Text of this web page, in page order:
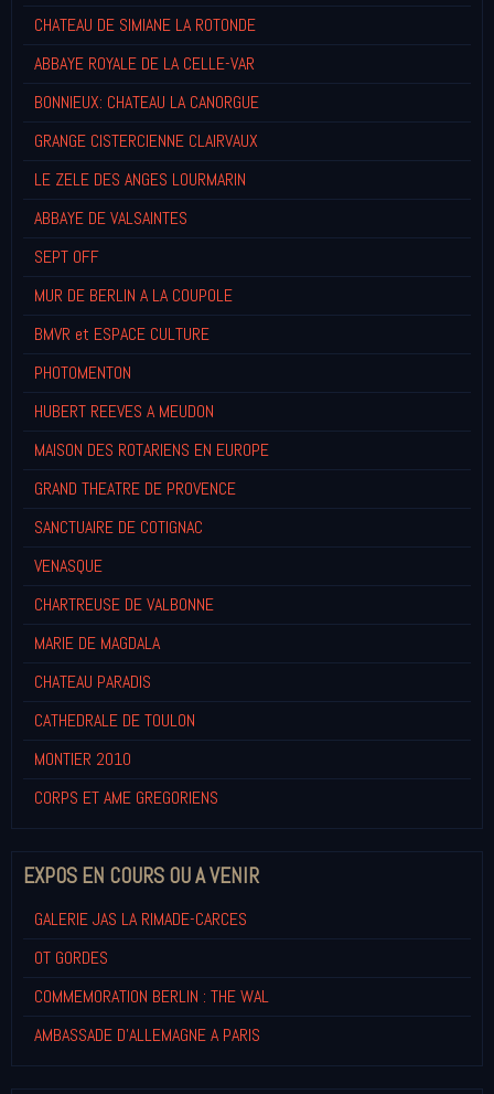
CHATEAU DE SIMIANE LA ROTONDE
ABBAYE ROYALE DE LA CELLE-VAR
BONNIEUX: CHATEAU LA CANORGUE
GRANGE CISTERCIENNE CLAIRVAUX
LE ZELE DES ANGES LOURMARIN
ABBAYE DE VALSAINTES
SEPT OFF
MUR DE BERLIN A LA COUPOLE
BMVR et ESPACE CULTURE
PHOTOMENTON
HUBERT REEVES A MEUDON
MAISON DES ROTARIENS EN EUROPE
GRAND THEATRE DE PROVENCE
SANCTUAIRE DE COTIGNAC
VENASQUE
CHARTREUSE DE VALBONNE
MARIE DE MAGDALA
CHATEAU PARADIS
CATHEDRALE DE TOULON
MONTIER 2010
CORPS ET AME GREGORIENS
EXPOS EN COURS OU A VENIR
GALERIE JAS LA RIMADE-CARCES
OT GORDES
COMMEMORATION BERLIN : THE WAL
AMBASSADE D'ALLEMAGNE A PARIS